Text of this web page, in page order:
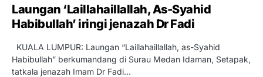
Laungan ‘Laillahaillallah, As-Syahid
Habibullah’ iringi jenazah Dr Fadi
KUALA LUMPUR: Laungan “Laillahaillallah, as-Syahid
Habibullah” berkumandang di Surau Medan Idaman, Setapak,
tatkala jenazah Imam Dr Fadi…